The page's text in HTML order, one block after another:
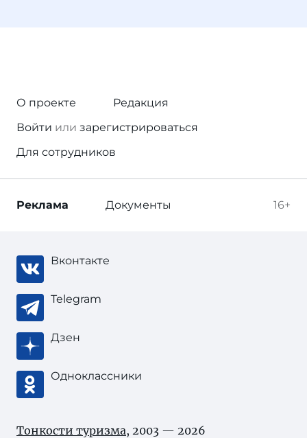
О проекте
Редакция
Войти или зарегистрироваться
Для сотрудников
16+
Реклама Документы
Вконтакте
Telegram
Дзен
Одноклассники
Тонкости туризма, 2003 — 2026